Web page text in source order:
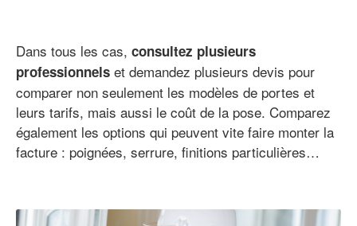
Dans tous les cas, consultez plusieurs
professionnels et demandez plusieurs devis pour
comparer non seulement les modèles de portes et
leurs tarifs, mais aussi le coût de la pose. Comparez
également les options qui peuvent vite faire monter la
facture : poignées, serrure, finitions particulières…